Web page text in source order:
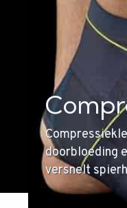
doorbloeding
versnelt